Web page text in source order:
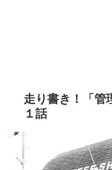
走り書き！「管
１話